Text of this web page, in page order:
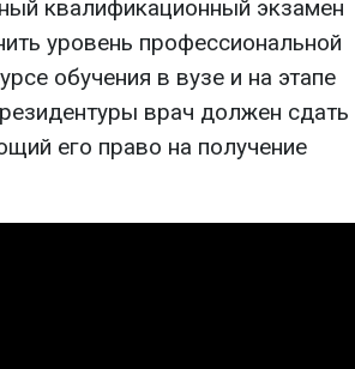
квалификационный экзамен
уровень профессиональной
обучения в вузе и на этапе
врач должен сдать
его право на получение